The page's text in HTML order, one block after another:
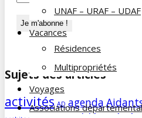
UNAF – URAF – UDAF
Vacances
Résidences
Multipropriétés
Voyages
Associations
Sujets des articles
activités AD agenda